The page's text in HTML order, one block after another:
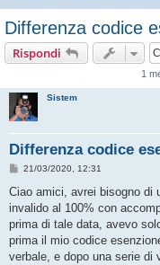
Differenza codice
Rispondi
1
Sistem
Differenza codice
M
s
a
g
i
o
21/03/2020, 12:31
Ciao amici, avrei bisogno di
invalido al 100% con
prima di tale data, avevo
prima il mio codice
verbale, e dopo una serie di